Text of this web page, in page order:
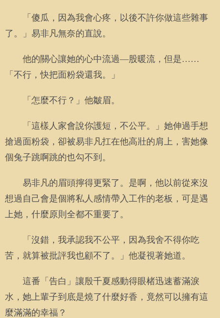
「傻瓜，因為我會心疼，以後不許你做這些雜事
了。」易非凡無奈的直說。
他的關心讓她的心中流過—股暖流，但是……
「不行，快把面粉袋還我。」
「怎麼不行？」他皺眉。
「這樣人家會說你護短，不公平。」她伸過手想
搶過面粉袋，卻被易非凡扛在他高壯的肩上，害她像
個兔子跳啊跳的也勾不到。
易非凡的眉頭擰得更緊了。是啊，他以前從來沒
想過自己會是個將私人感情帶入工作的老板，可是遇
上她，什麼原則全都不重要了。
「沒錯，我承認我不公平，因為我舍不得你吃
苦，就算被批評我也顧不了。」他凝視著她道。
這番「告白」讓殷千夏感動得眼楮迅速蓄滿淚
水，她上輩子到底是燒了什麼好香，竟然可以擁有這
麼滿滿的幸福？